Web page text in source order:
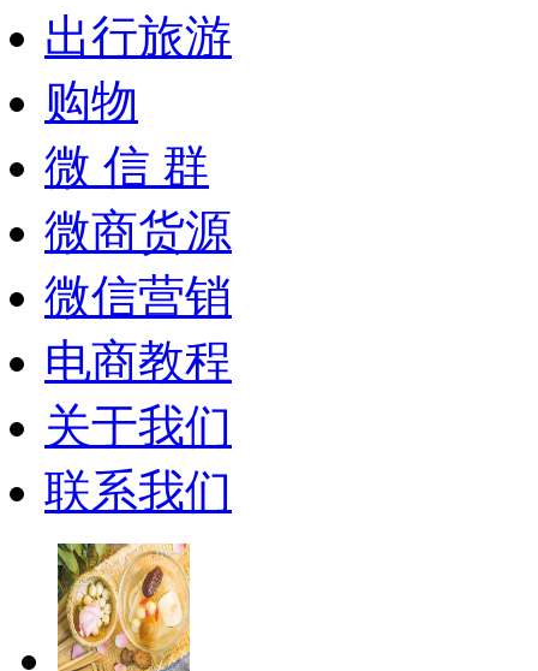
出行旅游
购物
微 信 群
微商货源
微信营销
电商教程
关于我们
联系我们